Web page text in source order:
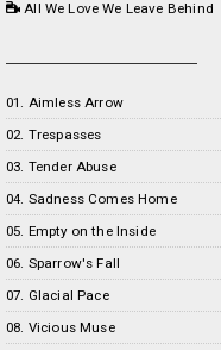
All We Love We Leave Behind
01. Aimless Arrow
02. Trespasses
03. Tender Abuse
04. Sadness Comes Home
05. Empty on the Inside
06. Sparrow's Fall
07. Glacial Pace
08. Vicious Muse